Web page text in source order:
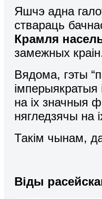
Яшчэ адна
ствараць
Крамля
замежных
Вядома, гэты
на іх значныя
нягледзячы на
Такім чынам,
Віды